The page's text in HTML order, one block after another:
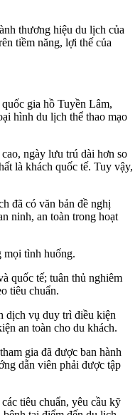
thương hiệu du lịch của
tiềm năng, lợi thế của
gia hồ Tuyền Lâm,
hình du lịch thể thao mạo
ngày lưu trú dài hơn so
là khách quốc tế. Tuy vậy,
đã có văn bản đề nghị
ninh, an toàn trong hoạt
mọi tình huống.
quốc tế; tuân thủ nghiêm
tiêu chuẩn.
dịch vụ duy trì điều kiện
an toàn cho du khách.
gia đã được ban hành
dẫn viên phải được tập
tiêu chuẩn, yêu cầu kỹ